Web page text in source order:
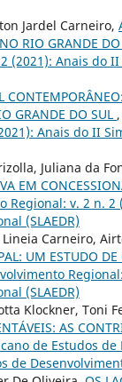
Jardel Carneiro,
RIO GRANDE
(2021): Anais do
GRANDE DO SUL ,
Anais do II
Juliana da
EM
v. 2 n.
(SLAEDR)
Carneiro,
UM ESTUDO DE
(SLAEDR)
Klockner, Toni
AS
de Estudos